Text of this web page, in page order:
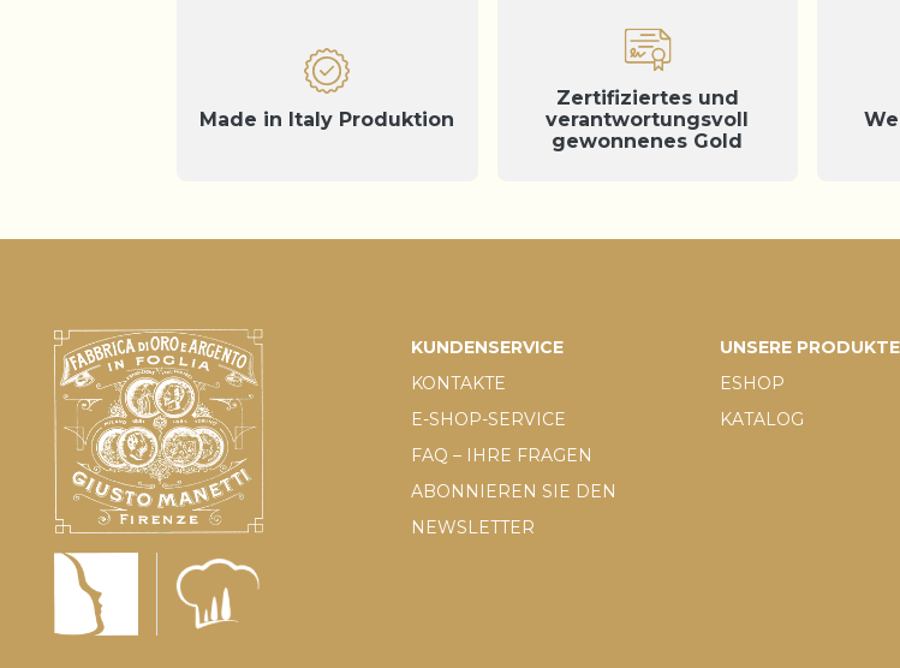
Made in Italy Produktion
Zertifiziertes und
verantwortungsvoll
gewonnenes Gold
KUNDENSERVICE
KONTAKTE
E-SHOP-SERVICE
FAQ – IHRE FRAGEN
ABONNIEREN SIE DEN
NEWSLETTER
UNSERE PRODUKTE
ESHOP
KATALOG